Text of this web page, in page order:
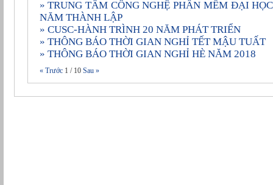
» TRUNG TÂM CÔNG NGHỆ PHẦN MỀM ÐẠI HỌC CẦN THƠ KỶ NIỆM 20
NĂM THÀNH LẬP
» CUSC-HÀNH TRÌNH 20 NĂM PHÁT TRIỂN
» THÔNG BÁO THỜI GIAN NGHỈ TẾT MẬU TUẤT
» THÔNG BÁO THỜI GIAN NGHỈ HÈ NĂM 2018
« Trước 1 / 10 Sau »